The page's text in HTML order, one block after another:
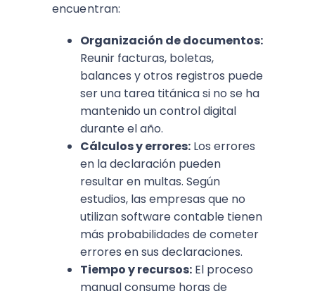
encuentran:
Organización de documentos:
Reunir facturas, boletas,
balances y otros registros puede
ser una tarea titánica si no se ha
mantenido un control digital
durante el año.
Cálculos y errores: Los errores
en la declaración pueden
resultar en multas. Según
estudios, las empresas que no
utilizan software contable tienen
más probabilidades de cometer
errores en sus declaraciones.​
Tiempo y recursos: El proceso
manual consume horas de